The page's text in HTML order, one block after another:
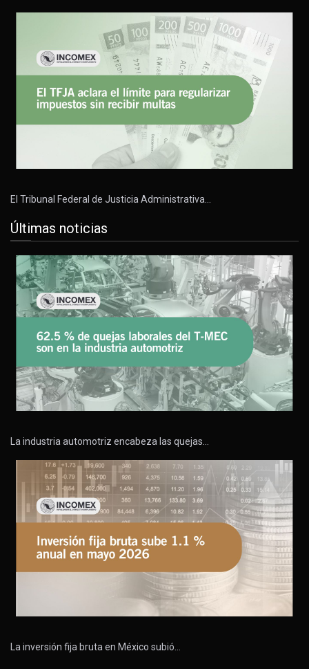
El Tribunal Federal de Justicia Administrativa…
Últimas noticias
La industria automotriz encabeza las quejas…
La inversión fija bruta en México subió…